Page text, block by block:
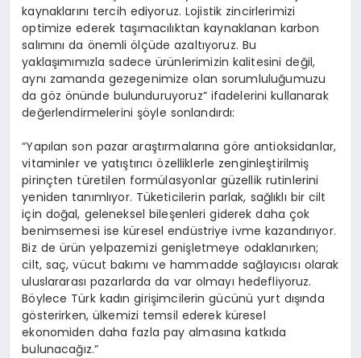
kaynaklarını tercih ediyoruz. Lojistik zincirlerimizi
optimize ederek taşımacılıktan kaynaklanan karbon
salımını da önemli ölçüde azaltıyoruz. Bu
yaklaşımımızla sadece ürünlerimizin kalitesini değil,
aynı zamanda gezegenimize olan sorumluluğumuzu
da göz önünde bulunduruyoruz” ifadelerini kullanarak
değerlendirmelerini şöyle sonlandırdı:
“Yapılan son pazar araştırmalarına göre antioksidanlar,
vitaminler ve yatıştırıcı özelliklerle zenginleştirilmiş
pirinçten türetilen formülasyonlar güzellik rutinlerini
yeniden tanımlıyor. Tüketicilerin parlak, sağlıklı bir cilt
için doğal, geleneksel bileşenleri giderek daha çok
benimsemesi ise küresel endüstriye ivme kazandırıyor.
Biz de ürün yelpazemizi genişletmeye odaklanırken;
cilt, saç, vücut bakımı ve hammadde sağlayıcısı olarak
uluslararası pazarlarda da var olmayı hedefliyoruz.
Böylece Türk kadın girişimcilerin gücünü yurt dışında
gösterirken, ülkemizi temsil ederek küresel
ekonomiden daha fazla pay almasına katkıda
bulunacağız.”